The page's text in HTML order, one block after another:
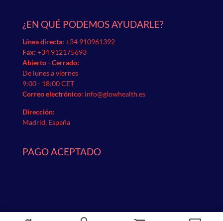
¿EN QUÉ PODEMOS AYUDARLE?
Línea directa: +34 910961392
Fax: +34 912175693
Abierto - Cerrado:
De lunes a viernes
9:00 - 18:00 CET
Correo electrónico: info@glowhealth.es
Dirección:
Madrid, España
PAGO ACEPTADO